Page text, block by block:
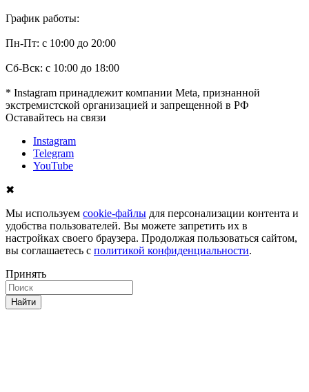
График работы:
Пн-Пт: с 10:00 до 20:00
Сб-Вск: с 10:00 до 18:00
* Instagram принадлежит компании Meta, признанной
экстремистской организацией и запрещенной в РФ
Оставайтесь на связи
Instagram
Telegram
YouTube
✖
Мы используем cookie-файлы для персонализации контента и
удобства пользователей. Вы можете запретить их в
настройках своего браузера. Продолжая пользоваться сайтом,
вы соглашаетесь с политикой конфиденциальности.
Принять
Найти